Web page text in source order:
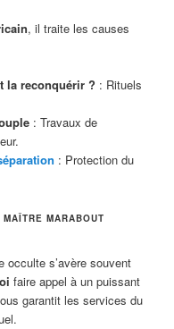
, il traite les causes
la reconquérir ? : Rituels
: Travaux de
: Protection du
MARABOUT
occulte s’avère souvent
faire appel à un puissant
garantit les services du